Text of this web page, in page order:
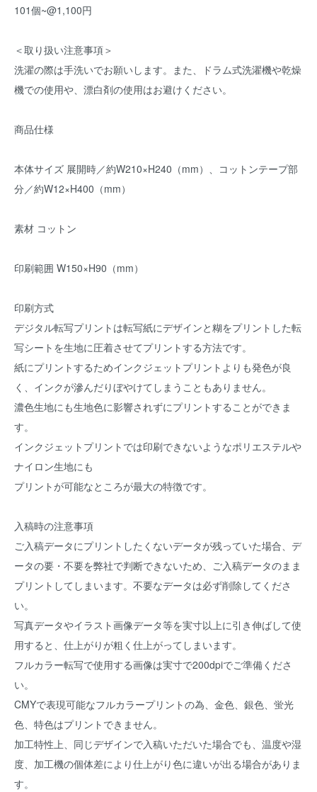
101個~@1,100円
＜取り扱い注意事項＞
洗濯の際は手洗いでお願いします。また、ドラム式洗濯機や乾燥
機での使用や、漂白剤の使用はお避けください。
商品仕様
本体サイズ 展開時／約W210×H240（mm）、コットンテープ部
分／約W12×H400（mm）
素材 コットン
印刷範囲 W150×H90（mm）
印刷方式
デジタル転写プリントは転写紙にデザインと糊をプリントした転
写シートを生地に圧着させてプリントする方法です。
紙にプリントするためインクジェットプリントよりも発色が良
く、インクが滲んだりぼやけてしまうこともありません。
濃色生地にも生地色に影響されずにプリントすることができま
す。
インクジェットプリントでは印刷できないようなポリエステルや
ナイロン生地にも
プリントが可能なところが最大の特徴です。
入稿時の注意事項
ご入稿データにプリントしたくないデータが残っていた場合、デ
ータの要・不要を弊社で判断できないため、ご入稿データのまま
プリントしてしまいます。不要なデータは必ず削除してくださ
い。
写真データやイラスト画像データ等を実寸以上に引き伸ばして使
用すると、仕上がりが粗く仕上がってしまいます。
フルカラー転写で使用する画像は実寸で200dpiでご準備くださ
い。
CMYで表現可能なフルカラープリントの為、金色、銀色、蛍光
色、特色はプリントできません。
加工特性上、同じデザインで入稿いただいた場合でも、温度や湿
度、加工機の個体差により仕上がり色に違いが出る場合がありま
す。